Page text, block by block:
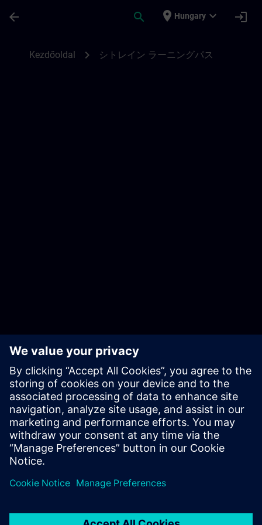
arrow_back search place Hungary expand_more login
Kezdőoldal chevron_right シトレイン ラーニングパス